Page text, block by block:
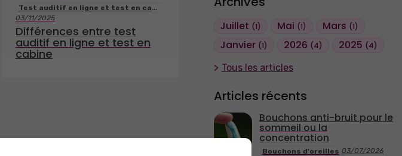
Juillet (1) Mai (1) Mars (1)
Janvier (1) 2026 (4) 2025 (4)
Tous les articles
Articles récents
Bouchons d'oreilles 03/07/2026
Bouchons anti-bruit pour le
sommeil ou la
concentration
Test auditif en ligne et test en cabine
03/11/2025
Différences entre test
auditif en ligne et test en
cabine